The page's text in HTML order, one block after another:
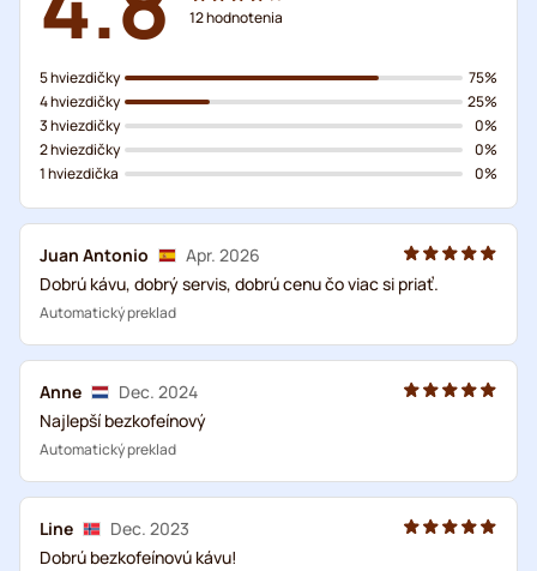
12hodnotenia
5 hviezdičky
4 hviezdičky
3 hviezdičky
2 hviezdičky
1 hviezdička
75%
25%
0%
0%
0%
Juan Antonio
Apr. 2026
Dobrú kávu, dobrý servis, dobrú cenu čo viac si priať.
Automatický preklad
Anne
Dec. 2024
Najlepší bezkofeínový
Automatický preklad
Line
Dec. 2023
Dobrú bezkofeínovú kávu!